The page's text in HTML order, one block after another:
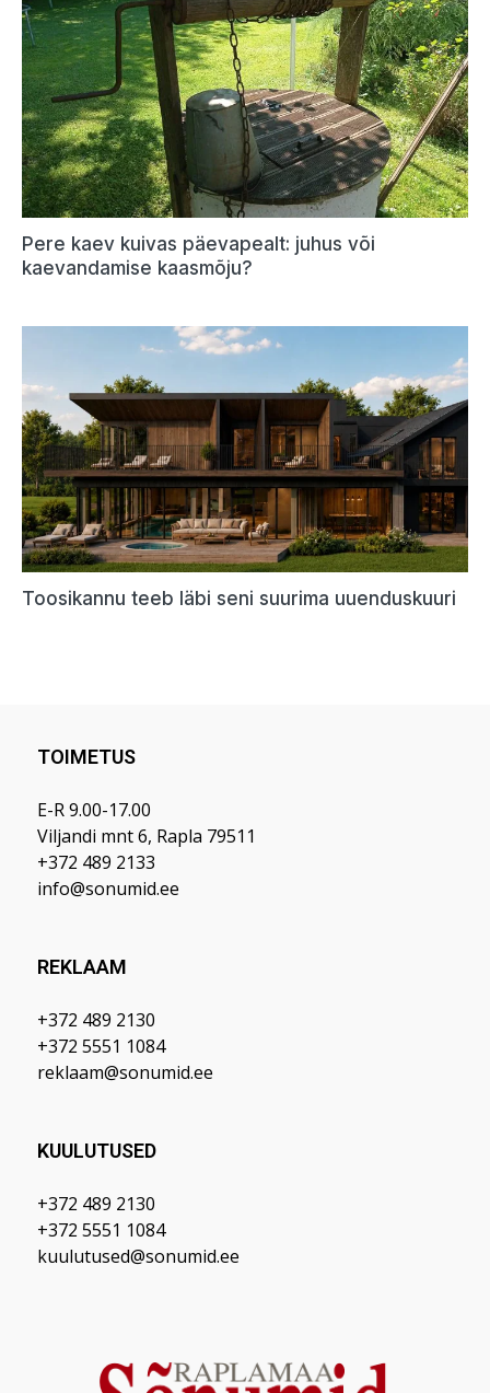
TOIMETUS
E-R 9.00-17.00
Viljandi mnt 6, Rapla 79511
+372 489 2133
info@sonumid.ee
REKLAAM
+372 489 2130
+372 5551 1084
reklaam@sonumid.ee
KUULUTUSED
+372 489 2130
+372 5551 1084
kuulutused@sonumid.ee